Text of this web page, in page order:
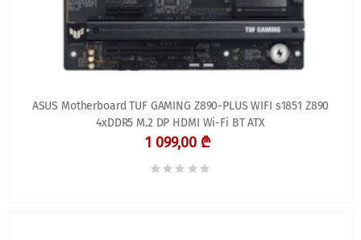
ASUS Motherboard TUF GAMING Z890-PLUS WIFI s1851 Z890
4xDDR5 M.2 DP HDMI Wi-Fi BT ATX
1 099,00 ₾